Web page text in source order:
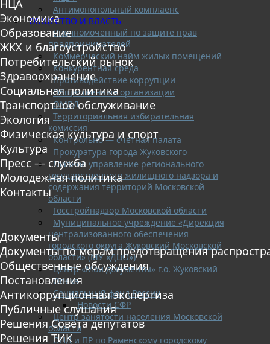
Антимонопольный комплаенс
ОБЩЕСТВО И ВЛАСТЬ
Уполномоченный по защите прав
предпринимателей
Коммерческий найм жилых помещений
Конкурентная среда
Противодействие коррупции
Общественные организации
ОМВД
Территориальная избирательная
комиссия
Контрольно — счетная палата
Прокуратура города Жуковского
Главное управление регионального
государственного жилищного надзора и
содержания территорий Московской
области
Госстройнадзор Московской области
Муниципальное учреждение «Дирекция
централизованного обеспечения
городского округа Жуковский Московской
области» (МУ «ДЦО»)
Центр «Мои документы» г.о. Жуковский
Опека
Социальный фонд России
Новости СФР
Центр занятости населения Московской
области
ОНД и ПР по Раменскому городскому
НЦА
Экономика
Образование
ЖКХ и благоустройство
Потребительский рынок
Здравоохранение
Социальная политика
Транспортное обслуживание
Экология
Физическая культура и спорт
Культура
Пресс — служба
Молодежная политика
Контакты
Документы
Документы по мерам предотвращения
Общественные обсуждения
Постановления
Антикоррупционная экспертиза
Публичные слушания
Решения Совета депутатов
Решения ТИК